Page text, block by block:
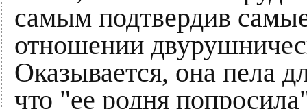
самым подтвердив
отношении
Оказывается, она пела
что "ее родня